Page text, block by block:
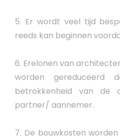
5. Er wordt veel tijd
reeds kan beginnen
6. Erelonen van
worden gereduceerd
betrokkenheid van de
partner/ aannemer.
7. De bouwkosten